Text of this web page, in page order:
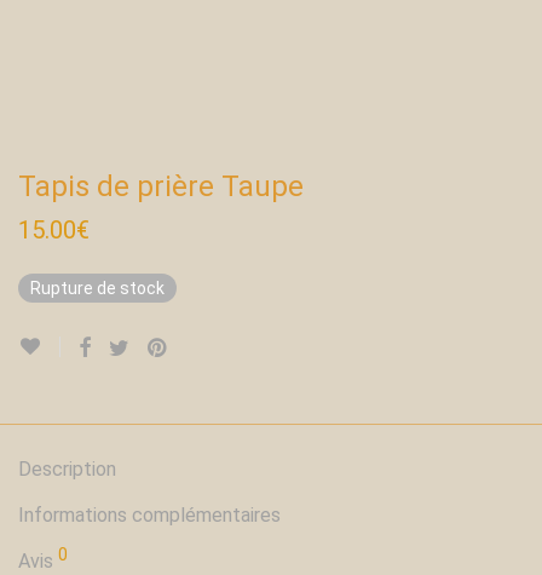
Tapis de prière Taupe
15.00€
Rupture de stock
Description
Informations complémentaires
Avis 0